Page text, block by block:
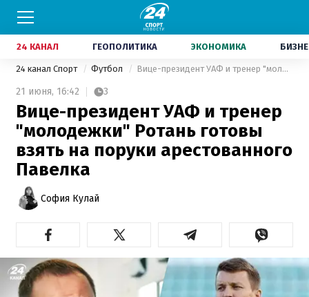
24 КАНАЛ ГЕОПОЛИТИКА ЭКОНОМИКА
24 канал Спорт Футбол Вице-президент УАФ и тренер "молодежки" Ротань готовы взять на поруки арестованного Павелка
21 июня, 16:42 3
Вице-президент УАФ и тренер
"молодежки" Ротань готовы
взять на поруки арестованного
Павелка
София Кулай